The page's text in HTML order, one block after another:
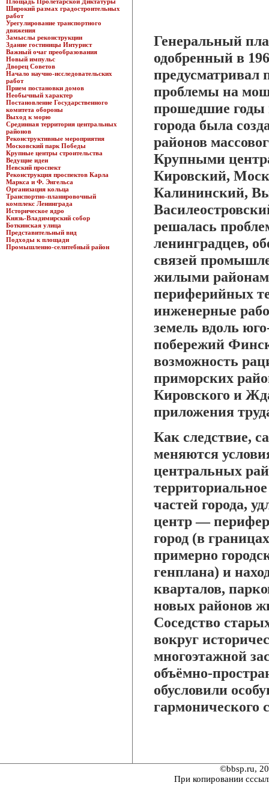
Широкий размах градостроительных
работ
Урегулирование транспортного
движения
Замыслы реконструкции
Здание гостиницы Интурист
Важный очаг преобразования
Новый импульс
Дворец Советов
Начало научно-исследовательских
работ
Прием постановки домов
Необычный характер
Постановление Государственного
комитета обороны
Выход к морю
Срединная территория центральных
районов
Реконструктивные мероприятия
Московский парк Победы
Крупные центры строительства
Ведущие идеи
Невский проспект
Реконструкция проспектов Карла
Маркса и Ф. Энгельса
Организация кольца
Транспортно-планировочный
комплекс Ленинграда
Историческое ядро
Князь-Владимирский собор
Боткинская улица
Представительный вид
Подходы к площади
Промышленно-селитебный район
Генеральный
одобренный в
предусматривал
проблемы на
прошедшие годы
города была
районов
Крупными
Кировский,
Калининский,
решалась
ленинградцев,
связей
жилыми
периферийных
инженерные
земель вдоль
побережий
возможность
приморских
Кировского и
приложения
Как следствие,
меняются
центральных
частей города,
центр —
город (в
примерно
генплана) и
кварталов,
новых районов
Соседство
вокруг
многоэтажной
объёмно-
обусловили
гармонического
©bbsp.ru,
При копировании